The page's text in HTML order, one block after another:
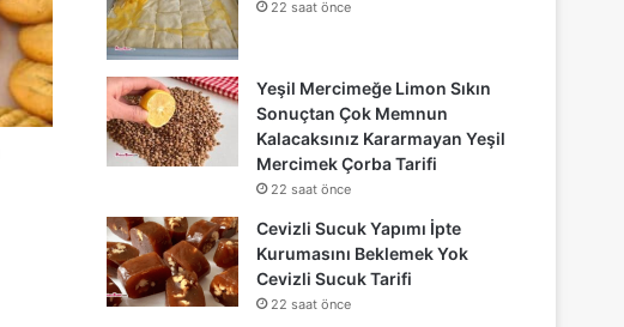
22 saat önce
Yeşil Mercimeğe Limon Sıkın
Sonuçtan Çok Memnun
Kalacaksınız Kararmayan Yeşil
Mercimek Çorba Tarifi
22 saat önce
Cevizli Sucuk Yapımı İpte
Kurumasını Beklemek Yok
Cevizli Sucuk Tarifi
22 saat önce